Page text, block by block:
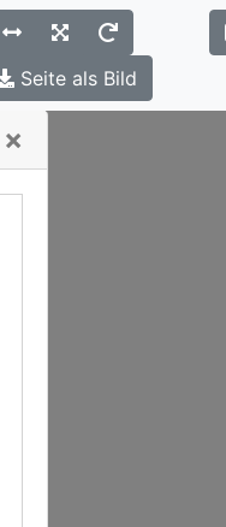
×
Seite als Bild